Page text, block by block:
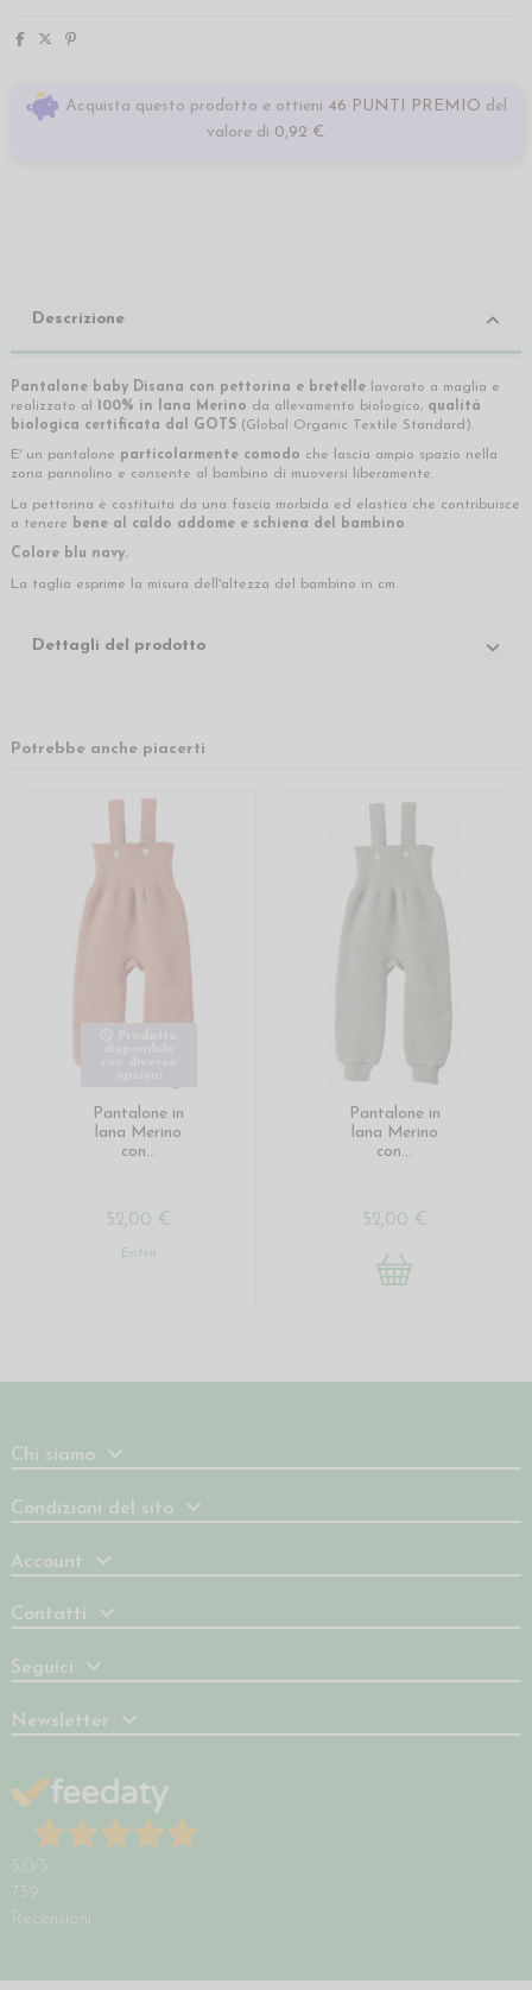
Acquista questo prodotto e ottieni 46 PUNTI PREMIO del
valore di 0,92 €
Descrizione
Pantalone baby Disana con pettorina e bretelle lavorato a maglia e
realizzato al 100% in lana Merino da allevamento biologico, qualità
biologica certificata dal GOTS (Global Organic Textile Standard).
E' un pantalone particolarmente comodo che lascia ampio spazio nella
zona pannolino e consente al bambino di muoversi liberamente.
La pettorina è costituita da una fascia morbida ed elastica che contribuisce
a tenere
bene al caldo addome e schiena del bambino.
Colore blu navy.
La taglia esprime la misura dell'altezza del bambino in cm.
Dettagli del prodotto
Potrebbe anche piacerti
Pantalone in
lana Merino
con...
52,00 €
Entra
Pantalone in
lana Merino
con...
52,00 €
Chi siamo
Condizioni del sito
Account
Contatti
Seguici
Newsletter
5,0 /5
739
Recensioni